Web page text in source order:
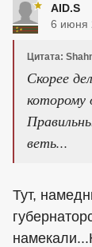
AID.S
6 июня
Цитата:
Скорее
которому
веть...
Тут,